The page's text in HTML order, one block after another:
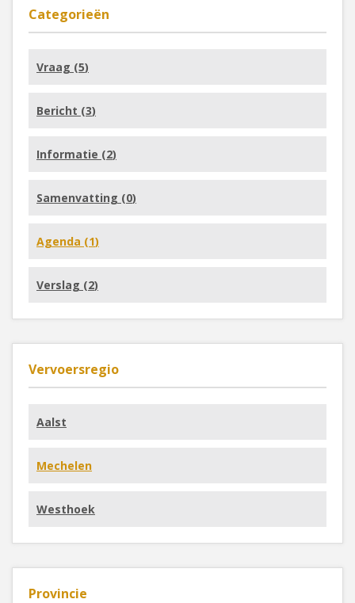
Categorieën
Vraag (5)
Bericht (3)
Informatie (2)
Samenvatting (0)
Agenda (1)
Verslag (2)
Vervoersregio
Aalst
Mechelen
Westhoek
Provincie